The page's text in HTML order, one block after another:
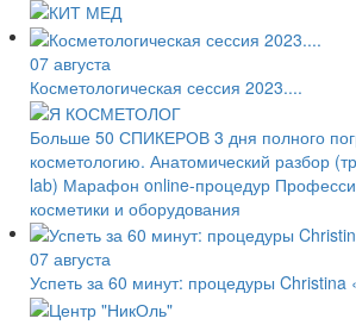
07 августа
Косметологическая сессия 2023....
Больше 50 СПИКЕРОВ 3 дня полного
косметологию. Анатомический разбор
lab) Марафон online-процедур
косметики и оборудования
07 августа
Успеть за 60 минут: процедуры Christina